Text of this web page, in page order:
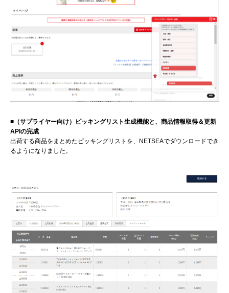
■（サプライヤー向け）ピッキングリスト生成機能と、商品情報取得＆更新
APIの完成
出荷する商品をまとめたピッキングリストを、NETSEAでダウンロードでき
るようになりました。